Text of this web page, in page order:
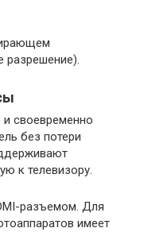
разрешение).
своевременно
без потери
к телевизору.
разъемом. Для
имеет